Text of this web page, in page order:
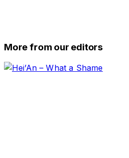
More from our editors